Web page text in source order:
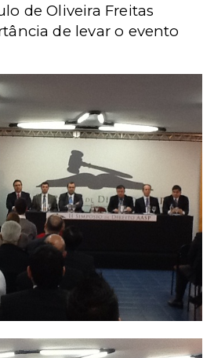
de Oliveira Freitas
de levar o evento